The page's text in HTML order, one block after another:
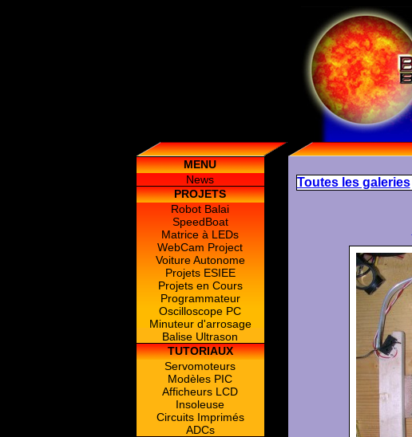
MENU
News
PROJETS
Robot Balai
SpeedBoat
Matrice à LEDs
WebCam Project
Voiture Autonome
Projets ESIEE
Projets en Cours
Programmateur
Oscilloscope PC
Minuteur d'arrosage
Balise Ultrason
TUTORIAUX
Servomoteurs
Modèles PIC
Afficheurs LCD
Insoleuse
Circuits Imprimés
ADCs
Toutes les galeries